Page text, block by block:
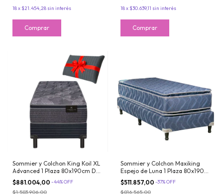
18x $21.454,28 sin interés 18x $30.639,11 sin interés
Sommier y Colchon King Koil XL
Advanced 1 Plaza 80x190cm De
Resortes LFK Con Pillow
Viscoelastico + Almohada de
$881.004,00 -44%OFF
$1.583.906,00
Sommier y Colchon Maxiking
Espejo de Luna 1 Plaza 80x190
Resortes Bonnell con Doble
Pillow Jackard
$511.857,00 -37%OFF
$816.565,00